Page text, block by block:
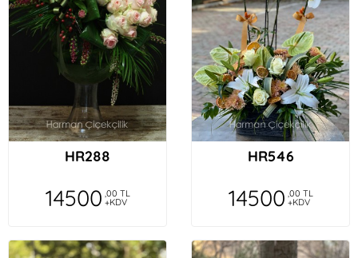
HR288
14500 ,00 TL
+KDV
HR546
14500 ,00 TL
+KDV